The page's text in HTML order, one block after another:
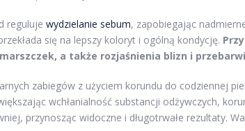
reguluje wydzielanie sebum, zapobiegając
się na lepszy koloryt i ogólną kondycję.
a także rozjaśnienia blizn i
zabiegów z użyciem korundu do codziennej
wchłanialność substancji odżywczych,
przynosząc widoczne i długotrwałe rezultaty.